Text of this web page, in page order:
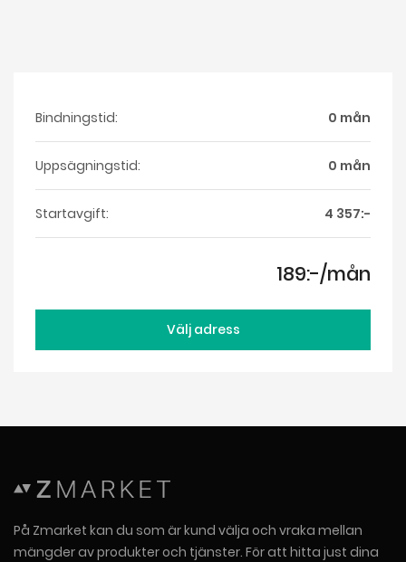
Bindningstid: 0 mån
Uppsägningstid: 0 mån
Startavgift: 4 357:-
189:-/mån
Välj adress
På Zmarket kan du som är kund välja och vraka mellan
mängder av produkter och tjänster. För att hitta just dina